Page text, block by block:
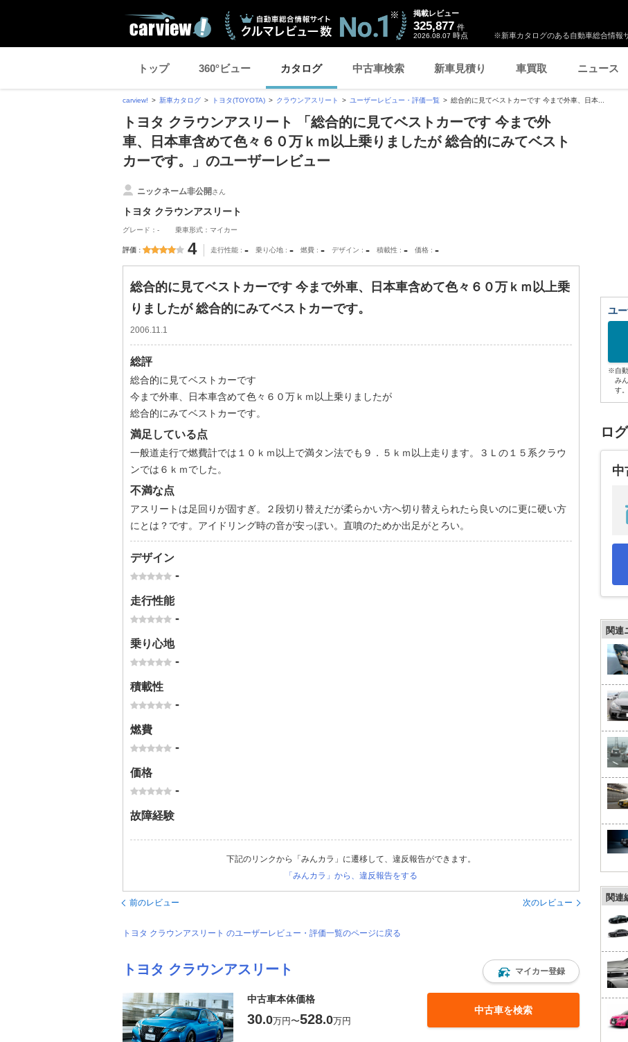
※新車カタログのある自動車総合情報
掲載レビュー
325,877 件
2026.08.07 時点
トップ 360°ビュー カタログ 中古車検索 新車見積り 車買取 ニュース
carview! 新車カタログ トヨタ(TOYOTA) クラウンアスリート ユーザーレビュー・評価一覧 総合的に見てベストカーです 今まで外車、日本...
トヨタ クラウンアスリート 「総合的に見てベストカーです 今まで外
車、日本車含めて色々６０万ｋｍ以上乗りましたが 総合的にみてベスト
カーです。」のユーザーレビュー
ニックネーム非公開さん
トヨタ クラウンアスリート
グレード：- 乗車形式：マイカー
評価 4 走行性能 - 乗り心地 - 燃費 - デザイン - 積載性 - 価格 -
総合的に見てベストカーです 今まで外車、日本車含めて色々６０万ｋｍ以上乗
りましたが 総合的にみてベストカーです。
2006.11.1
総評
総合的に見てベストカーです
今まで外車、日本車含めて色々６０万ｋｍ以上乗りましたが
総合的にみてベストカーです。
満足している点
一般道走行で燃費計では１０ｋｍ以上で満タン法でも９．５ｋｍ以上走ります。３Ｌの１５系クラウ
ンでは６ｋｍでした。
不満な点
アスリートは足回りが固すぎ。２段切り替えだが柔らかい方へ切り替えられたら良いのに更に硬い方
にとは？です。アイドリング時の音が安っぽい。直噴のためか出足がとろい。
デザイン
-
走行性能
-
乗り心地
-
積載性
-
燃費
-
価格
-
故障経験
下記のリンクから「みんカラ」に遷移して、違反報告ができます。
「みんカラ」から、違反報告をする
前のレビュー 次のレビュー
トヨタ クラウンアスリート のユーザーレビュー・評価一覧のページに戻る
トヨタ クラウンアスリート マイカー登録
中古車本体価格
30.0万円〜528.0万円
中古車を検索
ユ
※自動
み
す。
ロ
中
関連
関連